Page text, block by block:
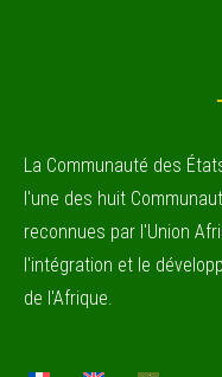
La Communauté des
l'une des huit
reconnues par l'Union
l'intégration et le
de l'Afrique.